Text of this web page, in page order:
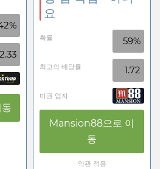
2.33
요
확률 59%
최고의 배당률 1.72
마권 업자
Mansion88으로 이
동
약관 적용